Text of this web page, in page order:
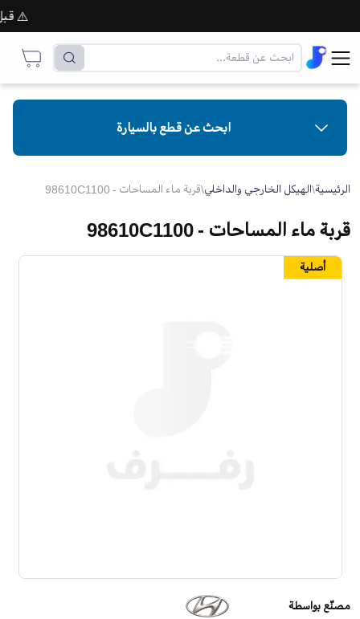
⚠️ قبل
ابحث عن قطع بالسيارة
الرئيسية\الهيكل الخارجي والداخلي\قربة ماء المساحات - 98610C1100
قربة ماء المساحات - 98610C1100
مصنّع بواسطة
أصلية